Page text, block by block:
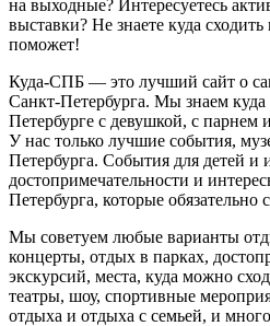
на выходные? Интересуетесь
выставки? Не знаете куда
поможет!
Куда-СПБ — это лучший сайт о
Санкт-Петербурга. Мы знаем куда
Петербурге с девушкой, с
У нас только лучшие события,
Петербурга. События для детей и
достопримечательности и
Петербурга, которые обязательно
Мы советуем любые варианты
концерты, отдых в парках,
экскурсий, места, куда можно
театры, шоу, спортивные
отдыха и отдыха с семьей, и